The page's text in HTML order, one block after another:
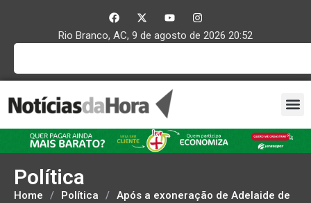
Rio Branco, AC, 9 de agosto de 2026 20:52
Política
Home / Política / Após a exoneração de Adelaide de